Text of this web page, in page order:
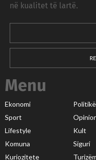
në kualitet të lartë.
Menu
Ekonomi Politikë
Sport
Lifestyle
Kult
Komuna
Siguri
Kuriozitete